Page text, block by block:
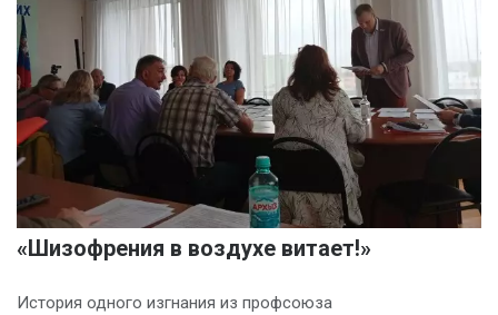
«Шизофрения в воздухе витает!»
История одного изгнания из профсоюза